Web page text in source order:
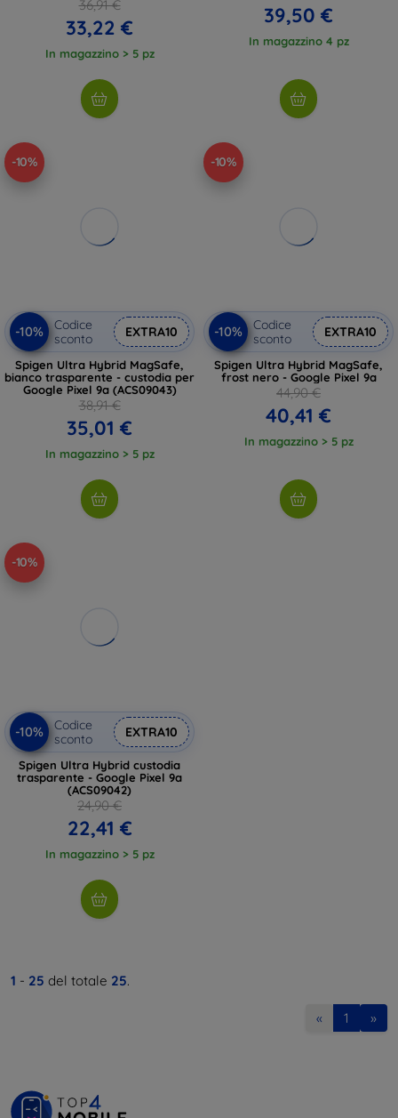
36,91 €
33,22 €
In magazzino > 5 pz
39,50 €
In magazzino 4 pz
-10%
-10%
Codice
sconto
EXTRA10
Spigen Ultra Hybrid MagSafe,
bianco trasparente - custodia per
Google Pixel 9a (ACS09043)
38,91 €
35,01 €
In magazzino > 5 pz
-10%
-10%
Codice
sconto
EXTRA10
Spigen Ultra Hybrid MagSafe,
frost nero - Google Pixel 9a
44,90 €
40,41 €
In magazzino > 5 pz
-10%
-10%
Codice
sconto
EXTRA10
Spigen Ultra Hybrid custodia
trasparente - Google Pixel 9a
(ACS09042)
24,90 €
22,41 €
In magazzino > 5 pz
1 - 25 del totale 25.
« 1 »